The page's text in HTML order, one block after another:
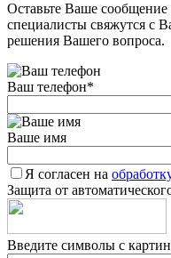
Оставьте Ваше
специалисты свяжутся с
решения Вашего вопроса.
Ваш телефон*
Ваше имя
Я согласен на
Защита от
Введите символы с